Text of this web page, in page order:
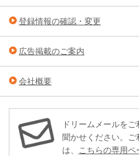
登録情報の確認・変更
広告掲載のご案内
会社概要
ドリームメールを
聞かせください。
は、 こちらの専用ペ